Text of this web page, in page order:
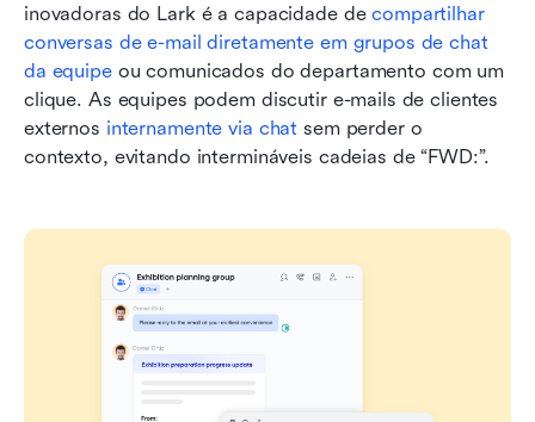
inovadoras do Lark é a capacidade de compartilhar
conversas de e-mail diretamente em grupos de chat
da equipe ou comunicados do departamento com um
clique. As equipes podem discutir e-mails de clientes
externos internamente via chat sem perder o
contexto, evitando intermináveis cadeias de “FWD:”.